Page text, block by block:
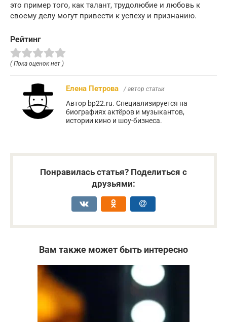
это пример того, как талант, трудолюбие и любовь к
своему делу могут привести к успеху и признанию.
Рейтинг
( Пока оценок нет )
Елена Петрова / автор статьи
Автор bp22.ru. Специализируется на
биографиях актёров и музыкантов,
истории кино и шоу-бизнеса.
Понравилась статья? Поделиться с
друзьями:
Вам также может быть интересно